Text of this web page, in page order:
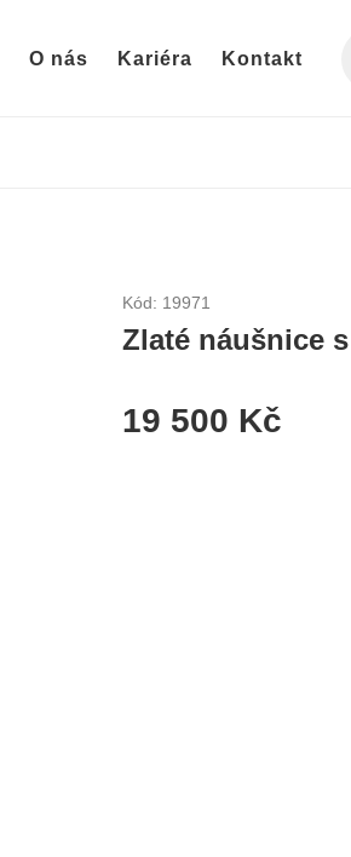
O nás Kariéra Kontakt
Kód: 19971
Zlaté náušnice
19 500 Kč